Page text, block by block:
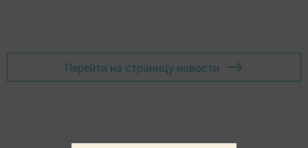
Перейти на страницу новости